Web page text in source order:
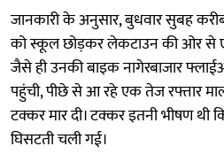
जानकारी के अनुसार, बुधवार सुबह
को स्कूल छोड़कर लेकटाउन की ओर से
जैसे ही उनकी बाइक नागेरबाजार
पहुंची, पीछे से आ रहे एक तेज रफ्तार
टक्कर मार दी। टक्कर इतनी भीषण
घिसटती चली गई।